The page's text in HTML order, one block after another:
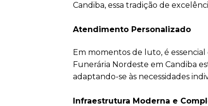
Candiba, essa tradição de
Atendimento Personalizado
Em momentos de luto, é
Funerária Nordeste em Candiba
adaptando-se às necessidades
Infraestrutura Moderna e